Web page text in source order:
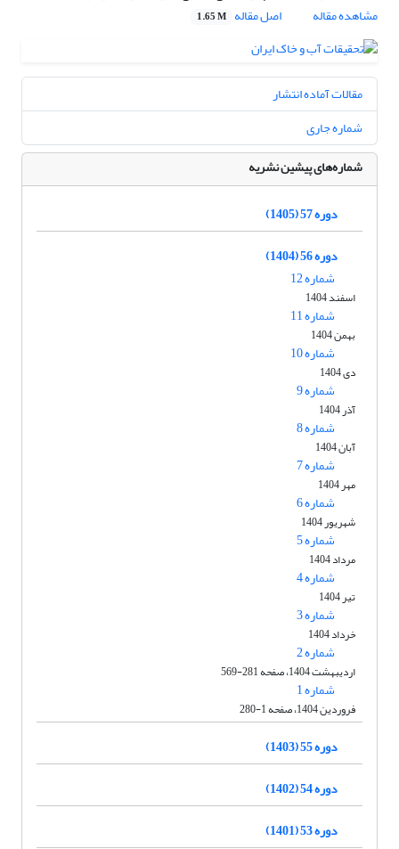
مشاهده مقاله
اصل مقاله 1.65 M
مقالات آماده انتشار
شماره جاری
شماره‌های پیشین نشریه
دوره 57 (1405)
دوره 56 (1404)
شماره 12
اسفند 1404
شماره 11
بهمن 1404
شماره 10
دی 1404
شماره 9
آذر 1404
شماره 8
آبان 1404
شماره 7
مهر 1404
شماره 6
شهریور 1404
شماره 5
مرداد 1404
شماره 4
تیر 1404
شماره 3
خرداد 1404
شماره 2
اردیبهشت 1404، صفحه 281-569
شماره 1
فروردین 1404، صفحه 1-280
دوره 55 (1403)
دوره 54 (1402)
دوره 53 (1401)